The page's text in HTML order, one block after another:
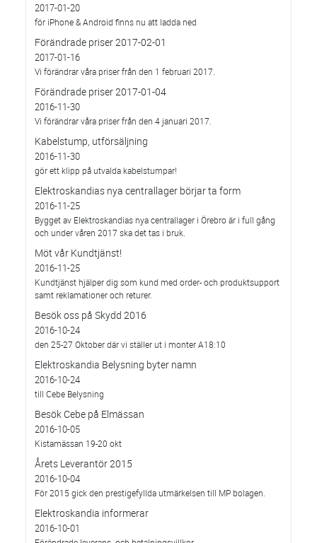
2017-01-20
för iPhone & Android finns nu att ladda ned
Förändrade priser 2017-02-01
2017-01-16
Vi förändrar våra priser från den 1 februari 2017.
Förändrade priser 2017-01-04
2016-11-30
Vi förändrar våra priser från den 4 januari 2017.
Kabelstump, utförsäljning
2016-11-30
gör ett klipp på utvalda kabelstumpar!
Elektroskandias nya centrallager börjar ta form
2016-11-25
Bygget av Elektroskandias nya centrallager i Örebro är i full gång
och under våren 2017 ska det tas i bruk.
Möt vår Kundtjänst!
2016-11-25
Kundtjänst hjälper dig som kund med order- och produktsupport
samt reklamationer och returer.
Besök oss på Skydd 2016
2016-10-24
den 25-27 Oktober där vi ställer ut i monter A18:10
Elektroskandia Belysning byter namn
2016-10-24
till Cebe Belysning
Besök Cebe på Elmässan
2016-10-05
Kistamässan 19-20 okt
Årets Leverantör 2015
2016-10-04
För 2015 gick den prestigefyllda utmärkelsen till MP bolagen.
Elektroskandia informerar
2016-10-01